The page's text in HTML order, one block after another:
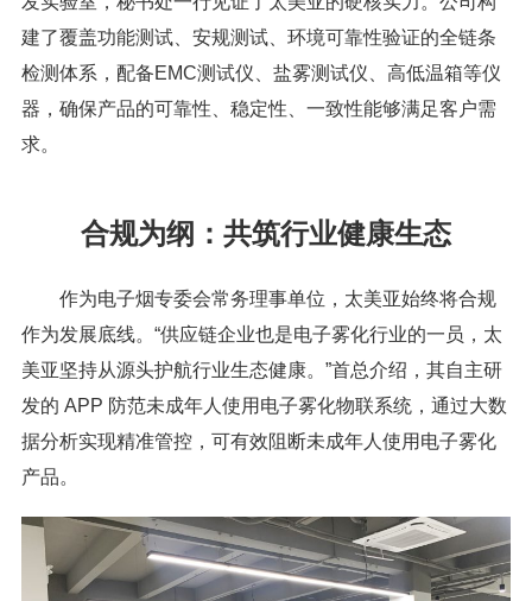
建了覆盖功能测试、安规测试、环境可靠性验证的全链条
检测体系，配备EMC测试仪、盐雾测试仪、高低温箱等仪
器，确保产品的可靠性、稳定性、一致性能够满足客户需
求。
合规为纲：共筑行业健康生态
作为电子烟专委会常务理事单位，太美亚始终将合规
作为发展底线。“供应链企业也是电子雾化行业的一员，太
美亚坚持从源头护航行业生态健康。”首总介绍，其自主研
发的 APP 防范未成年人使用电子雾化物联系统，通过大数
据分析实现精准管控，可有效阻断未成年人使用电子雾化
产品。